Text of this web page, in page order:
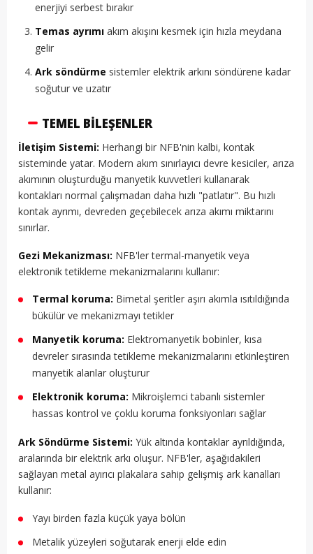
enerjiyi serbest bırakır
Temas ayrımı akım akışını kesmek için hızla meydana
gelir
Ark söndürme sistemler elektrik arkını söndürene kadar
soğutur ve uzatır
TEMEL BILEŞENLER
İletişim Sistemi: Herhangi bir NFB'nin kalbi, kontak
sisteminde yatar. Modern akım sınırlayıcı devre kesiciler, arıza
akımının oluşturduğu manyetik kuvvetleri kullanarak
kontakları normal çalışmadan daha hızlı "patlatır". Bu hızlı
kontak ayrımı, devreden geçebilecek arıza akımı miktarını
sınırlar.
Gezi Mekanizması: NFB'ler termal-manyetik veya
elektronik tetikleme mekanizmalarını kullanır:
Termal koruma: Bimetal şeritler aşırı akımla ısıtıldığında
bükülür ve mekanizmayı tetikler
Manyetik koruma: Elektromanyetik bobinler, kısa
devreler sırasında tetikleme mekanizmalarını etkinleştiren
manyetik alanlar oluşturur
Elektronik koruma: Mikroişlemci tabanlı sistemler
hassas kontrol ve çoklu koruma fonksiyonları sağlar
Ark Söndürme Sistemi: Yük altında kontaklar ayrıldığında,
aralarında bir elektrik arkı oluşur. NFB'ler, aşağıdakileri
sağlayan metal ayırıcı plakalara sahip gelişmiş ark kanalları
kullanır:
Yayı birden fazla küçük yaya bölün
Metalik yüzeyleri soğutarak enerji elde edin